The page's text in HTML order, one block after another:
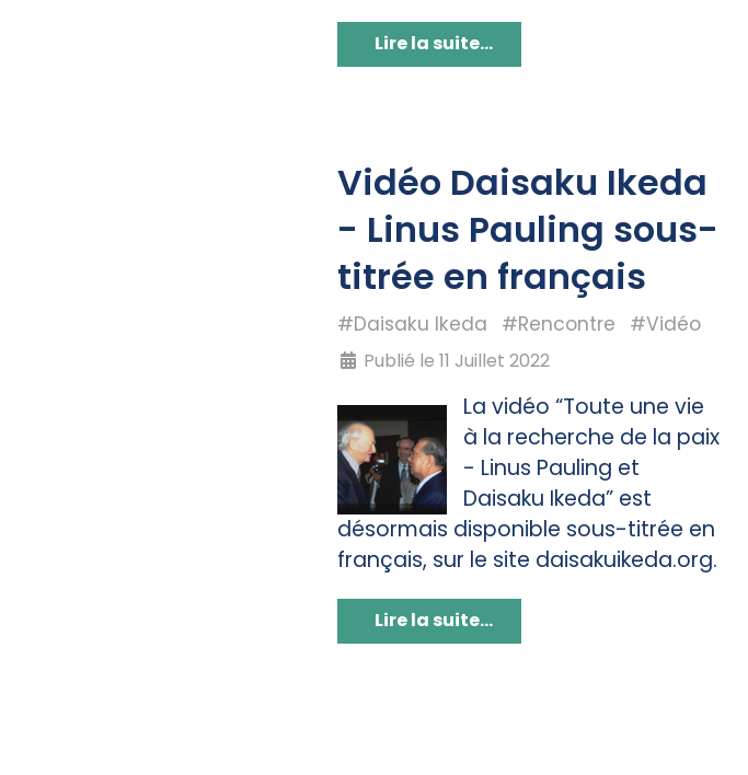
Lire la suite...
Vidéo Daisaku Ikeda
- Linus Pauling sous-
titrée en français
#Daisaku Ikeda #Rencontre #Vidéo
Publié le 11 Juillet 2022
La vidéo “Toute une vie
à la recherche de la paix
- Linus Pauling et
Daisaku Ikeda” est
désormais disponible sous-titrée en
français, sur le site daisakuikeda.org.
Lire la suite...